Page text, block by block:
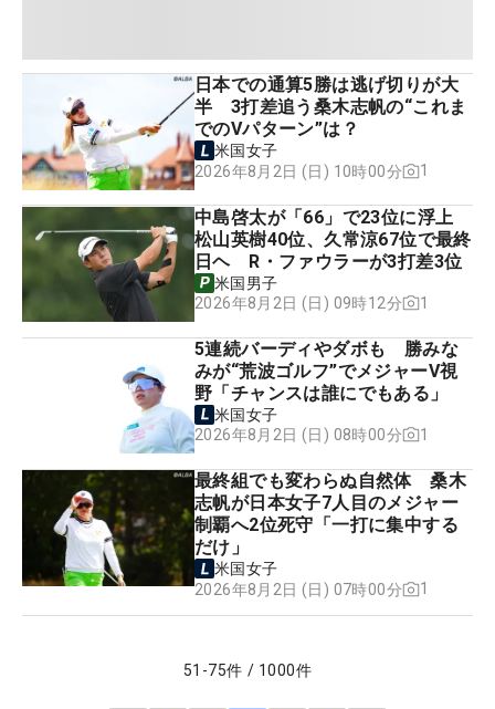
日本での通算5勝は逃げ切りが大
半 3打差追う桑木志帆の“これま
でのVパターン”は？
米国女子
2026年8月2日 (日) 10時00分
1
中島啓太が「66」で23位に浮上
松山英樹40位、久常涼67位で最終
日ヘ R・ファウラーが3打差3位
米国男子
2026年8月2日 (日) 09時12分
1
5連続バーディやダボも 勝みな
みが“荒波ゴルフ”でメジャーV視
野「チャンスは誰にでもある」
米国女子
2026年8月2日 (日) 08時00分
1
最終組でも変わらぬ自然体 桑木
志帆が日本女子7人目のメジャー
制覇へ2位死守「一打に集中する
だけ」
米国女子
2026年8月2日 (日) 07時00分
1
51 -75件 / 1000件